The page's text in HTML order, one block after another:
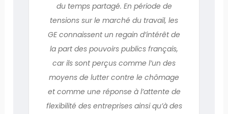
du temps partagé. En période de
tensions sur le marché du travail, les
GE connaissent un regain d’intérêt de
la part des pouvoirs publics français,
car ils sont perçus comme l’un des
moyens de lutter contre le chômage
et comme une réponse à l’attente de
flexibilité des entreprises ainsi qu’à des